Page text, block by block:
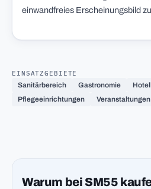
einwandfreies Erscheinungsbild
EINSATZGEBIETE
Sanitärbereich
Gastronomie
Pflegeeinrichtungen
Veranstaltungen
Warum bei SM55